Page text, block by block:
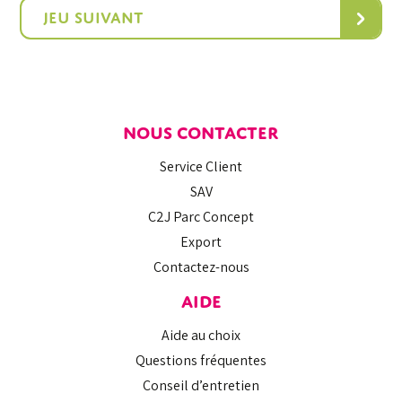
Jeu suivant ›
NOUS CONTACTER
Service Client
SAV
C2J Parc Concept
Export
Contactez-nous
AIDE
Aide au choix
Questions fréquentes
Conseil d’entretien